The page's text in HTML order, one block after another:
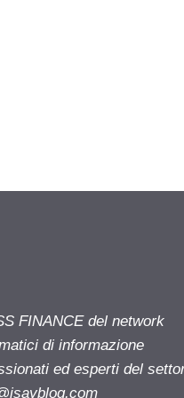
FINANCE del network
di informazione
ed esperti del